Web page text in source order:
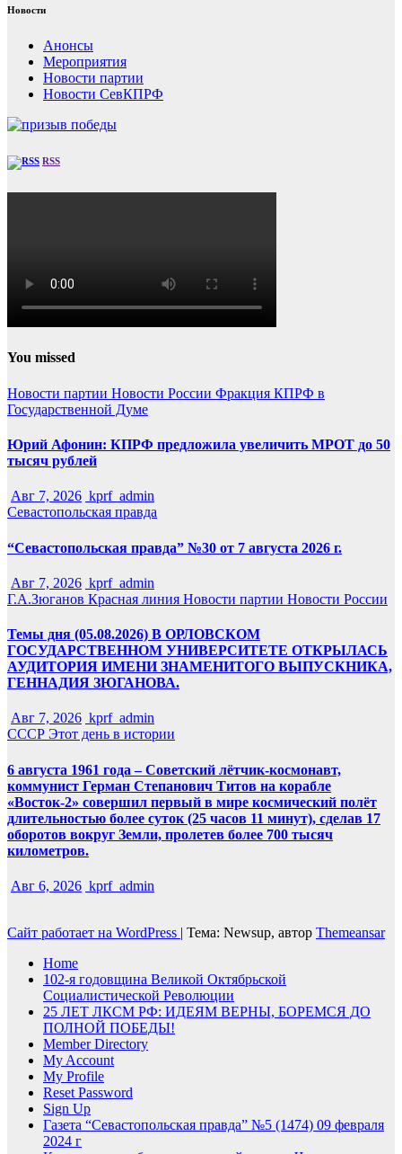
Новости
Анонсы
Мероприятия
Новости партии
Новости СевКПРФ
RSS
You missed
Новости партии Новости России Фракция КПРФ в
Государственной Думе
Юрий Афонин: КПРФ предложила увеличить МРОТ до 50
тысяч рублей
Авг 7, 2026 kprf_admin
Севастопольская правда
“Севастопольская правда” №30 от 7 августа 2026 г.
Авг 7, 2026 kprf_admin
Г.А.Зюганов Красная линия Новости партии Новости России
Темы дня (05.08.2026) В ОРЛОВСКОМ
ГОСУДАРСТВЕННОМ УНИВЕРСИТЕТЕ ОТКРЫЛАСЬ
АУДИТОРИЯ ИМЕНИ ЗНАМЕНИТОГО ВЫПУСКНИКА,
ГЕННАДИЯ ЗЮГАНОВА.
Авг 7, 2026 kprf_admin
СССР Этот день в истории
6 августа 1961 года – Советский лётчик-космонавт,
коммунист Герман Степанович Титов на корабле
«Восток-2» совершил первый в мире космический полёт
длительностью более суток (25 часов 11 минут), сделав 17
оборотов вокруг Земли, пролетев более 700 тысяч
километров.
Авг 6, 2026 kprf_admin
Сайт работает на WordPress | Тема: Newsup, автор Themeansar
Home
102-я годовщина Великой Октябрьской
Социалистической Революции
25 ЛЕТ ЛКСМ РФ: ИДЕЯМ ВЕРНЫ, БОРЕМСЯ ДО
ПОЛНОЙ ПОБЕДЫ!
Member Directory
My Account
My Profile
Reset Password
Sign Up
Газета “Севастопольская правда” №5 (1474) 09 февраля
2024 г